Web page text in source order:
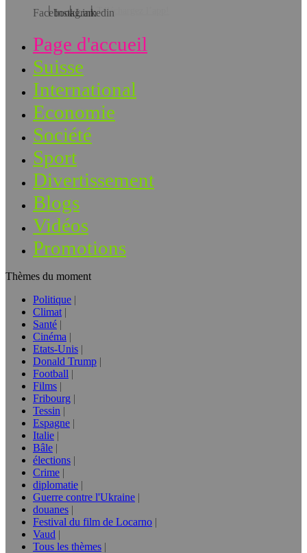
Téléchargez l’app!
Page d'accueil
Suisse
International
Economie
Société
Sport
Divertissement
Blogs
Vidéos
Promotions
Thèmes du moment
Politique
Climat
Santé
Cinéma
Etats-Unis
Donald Trump
Football
Films
Fribourg
Tessin
Espagne
Italie
Bâle
élections
Crime
diplomatie
Guerre contre l'Ukraine
douanes
Festival du film de Locarno
Vaud
Tous les thèmes